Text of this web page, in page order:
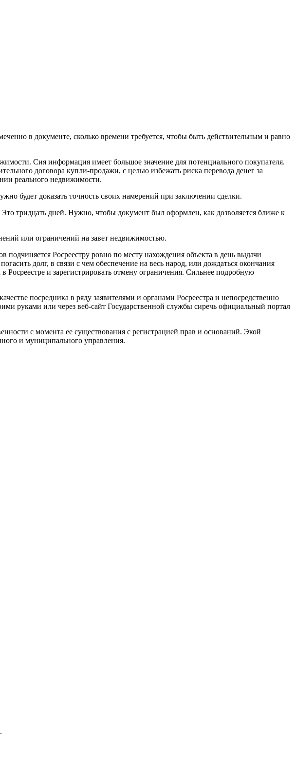
в документе, сколько времени требуется, чтобы быть действительным и равно
Сия информация имеет большое значение для потенциального покупателя.
договора купли-продажи, с целью избежать риска перевода денег за
реального недвижимости.
будет доказать точность своих намерений при заключении сделки.
тридцать дней. Нужно, чтобы документ был оформлен, как дозволяется ближе к
или ограничений на завет недвижимостью.
Росреестру ровно по месту нахождения объекта в день выдачи
долг, в связи с чем обеспечение на весь народ, или дождаться окончания
Росреестре и зарегистрировать отмену ограничения. Сильнее подробную
посредника в ряду заявителями и органами Росреестра и непосредственно
руками или через веб-сайт Государственной службы сиречь официальный портал
с момента ее существования с регистрацией прав и оснований. Экой
и муниципального управления.